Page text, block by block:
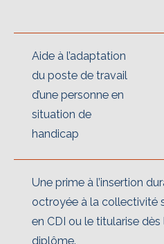
Aide à l’adaptation
du poste de travail
d’une personne en
situation de
handicap
Une prime à l’insertion
octroyée à la collectivité
en CDI ou le titularise dès
diplôme.